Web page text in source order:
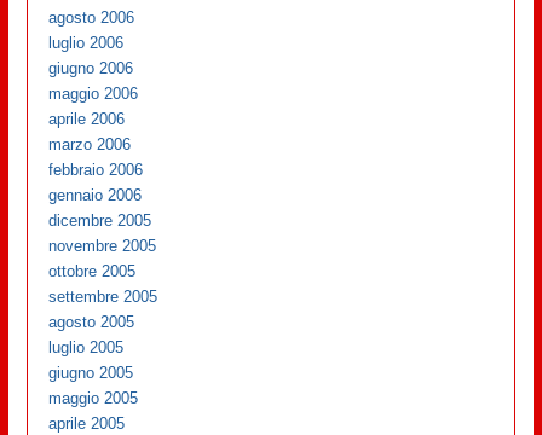
agosto 2006
luglio 2006
giugno 2006
maggio 2006
aprile 2006
marzo 2006
febbraio 2006
gennaio 2006
dicembre 2005
novembre 2005
ottobre 2005
settembre 2005
agosto 2005
luglio 2005
giugno 2005
maggio 2005
aprile 2005